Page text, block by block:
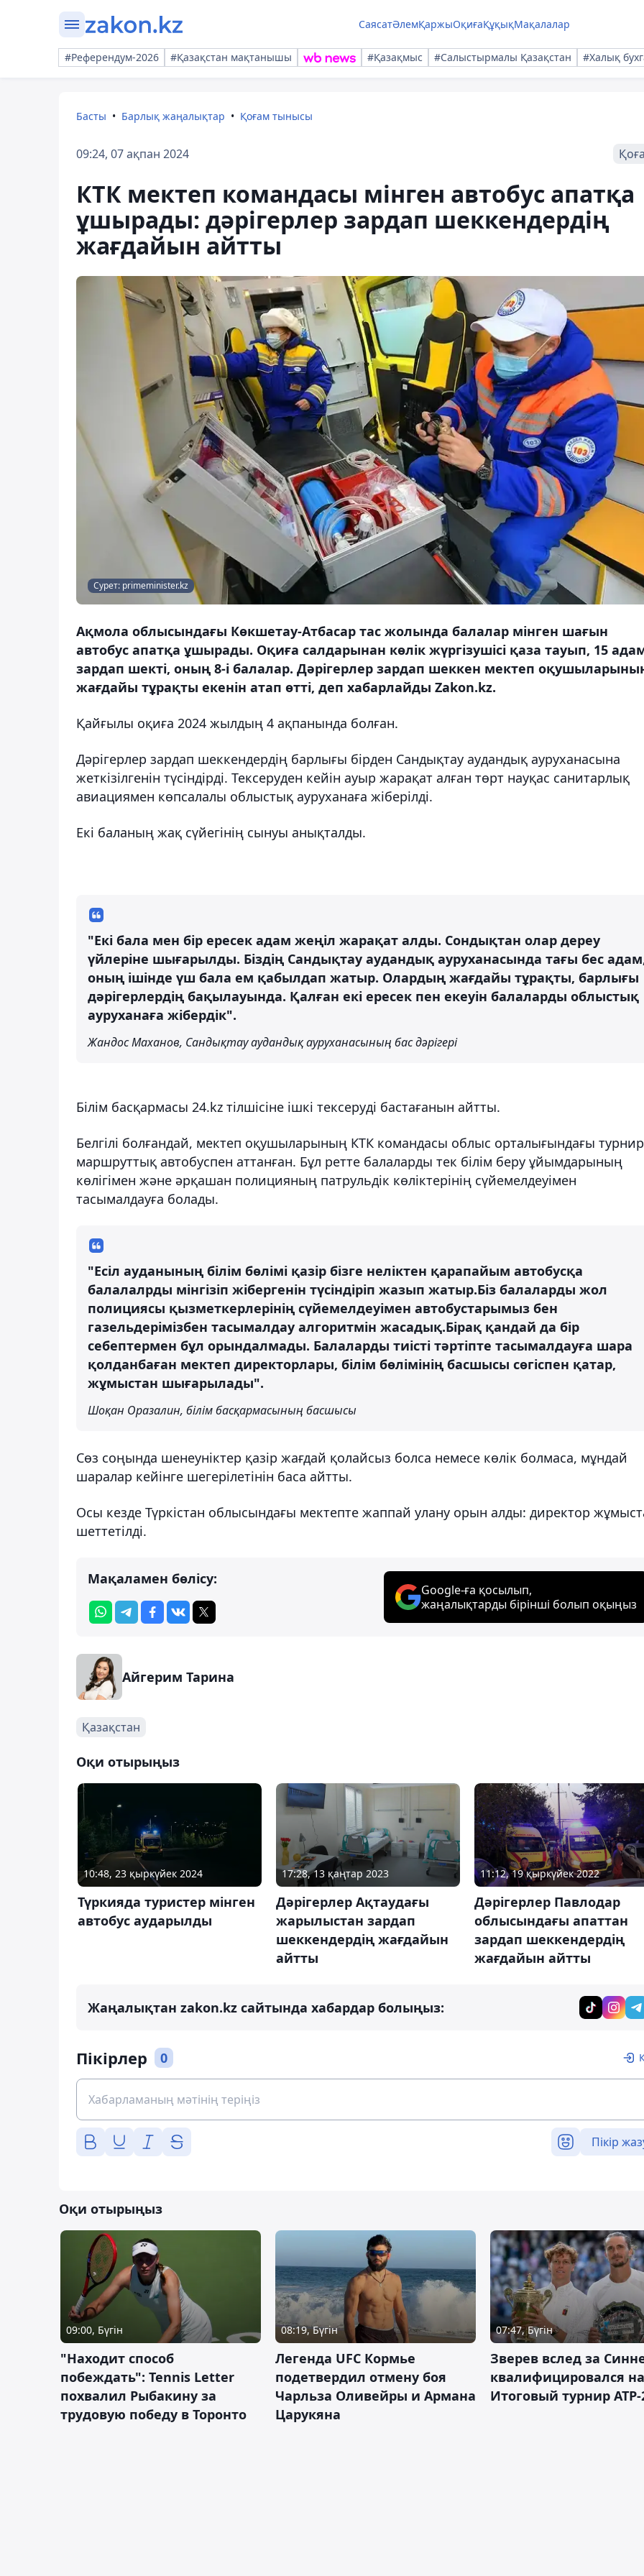
СаясатӘлемҚаржыОқиғаҚұқықМақалалар
#Референдум-2026 #Қазақстан мақтанышы #Қазақмыс #Салыстырмалы Қазақстан #Халық
Басты Барлық жаңалықтар Қоғам тынысы
09:24, 07 ақпан 2024
КТК мектеп командасы мінген автобус апатқа
ұшырады: дәрігерлер зардап шеккендердің
жағдайын айтты
Сурет: primeminister.kz
Ақмола облысындағы Көкшетау-Атбасар тас жолында балалар мінген шағын
автобус апатқа ұшырады. Оқиға салдарынан көлік жүргізушісі қаза тауып, 15
зардап шекті, оның 8-і балалар. Дәрігерлер зардап шеккен мектеп
жағдайы тұрақты екенін атап өтті, деп хабарлайды Zakon.kz.
Қайғылы оқиға 2024 жылдың 4 ақпанында болған.
Дәрігерлер зардап шеккендердің барлығы бірден Сандықтау аудандық ауруханасына
жеткізілгенін түсіндірді. Тексеруден кейін ауыр жарақат алған төрт науқас санитарлық
авиациямен көпсалалы облыстық ауруханаға жіберілді.
Екі баланың жақ сүйегінің сынуы анықталды.
"Екі бала мен бір ересек адам жеңіл жарақат алды. Сондықтан олар дереу
үйлеріне шығарылды. Біздің Сандықтау аудандық ауруханасында тағы бес
оның ішінде үш бала ем қабылдап жатыр. Олардың жағдайы тұрақты, барлығы
дәрігерлердің бақылауында. Қалған екі ересек пен екеуін балаларды облыстық
ауруханаға жібердік".
Жандос Маханов, Сандықтау аудандық ауруханасының бас дәрігері
Білім басқармасы 24.kz тілшісіне ішкі тексеруді бастағанын айтты.
Белгілі болғандай, мектеп оқушыларының КТК командасы облыс орталығындағы
маршруттық автобуспен аттанған. Бұл ретте балаларды тек білім беру ұйымдарының
көлігімен және әрқашан полицияның патрульдік көліктерінің сүйемелдеуімен
тасымалдауға болады.
"Есіл ауданының білім бөлімі қазір бізге неліктен қарапайым автобусқа
балалалрды мінгізіп жібергенін түсіндіріп жазып жатыр.Біз балаларды жол
полициясы қызметкерлерінің сүйемелдеуімен автобустарымыз бен
газельдерімізбен тасымалдау алгоритмін жасадық.Бірақ қандай да бір
себептермен бұл орындалмады. Балаларды тиісті тәртіпте тасымалдауға шара
қолданбаған мектеп директорлары, білім бөлімінің басшысы сөгіспен қатар,
жұмыстан шығарылады".
Шоқан Оразалин, білім басқармасының басшысы
Сөз соңында шенеуніктер қазір жағдай қолайсыз болса немесе көлік болмаса, мұндай
шаралар кейінге шегерілетінін баса айтты.
Осы кезде Түркістан облысындағы мектепте жаппай улану орын алды: директор
шеттетілді.
Мақаламен бөлісу:
Google-ға қосылып,
жаңалықтарды бірінші болып оқыңыз
Айгерим Тарина
Қазақстан
Оқи отырыңыз
10:48, 23 қыркүйек 2024
Түркияда туристер мінген
автобус аударылды
17:28, 13 қаңтар 2023
Дәрігерлер Ақтаудағы
жарылыстан зардап
шеккендердің жағдайын
айтты
11:12, 19 қыркүйек 2022
Дәрігерлер Павлодар
облысындағы апаттан
зардап шеккендердің
жағдайын айтты
Жаңалықтан zakon.kz сайтында хабардар болыңыз:
Пікірлер 0
Пікір
Оқи отырыңыз
09:00, Бүгін
"Находит способ
побеждать": Tennis Letter
похвалил Рыбакину за
трудовую победу в Торонто
08:19, Бүгін
Легенда UFC Кормье
подетвердил отмену боя
Чарльза Оливейры и Армана
Царукяна
07:47, Бүгін
Зверев вслед за
квалифицировался на
Итоговый турнир ATP-